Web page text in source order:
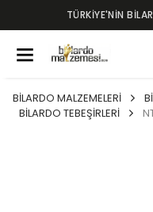
TÜRKİYE'NİN
BİLARDO MALZEMELERİ
BİLARDO TEBEŞİRLERİ